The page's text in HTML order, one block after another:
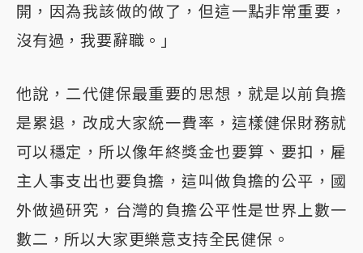
開，因為我該做的做了，但這一點非常重要，
沒有過，我要辭職。」
他說，二代健保最重要的思想，就是以前負擔
是累退，改成大家統一費率，這樣健保財務就
可以穩定，所以像年終獎金也要算、要扣，雇
主人事支出也要負擔，這叫做負擔的公平，國
外做過研究，台灣的負擔公平性是世界上數一
數二，所以大家更樂意支持全民健保。